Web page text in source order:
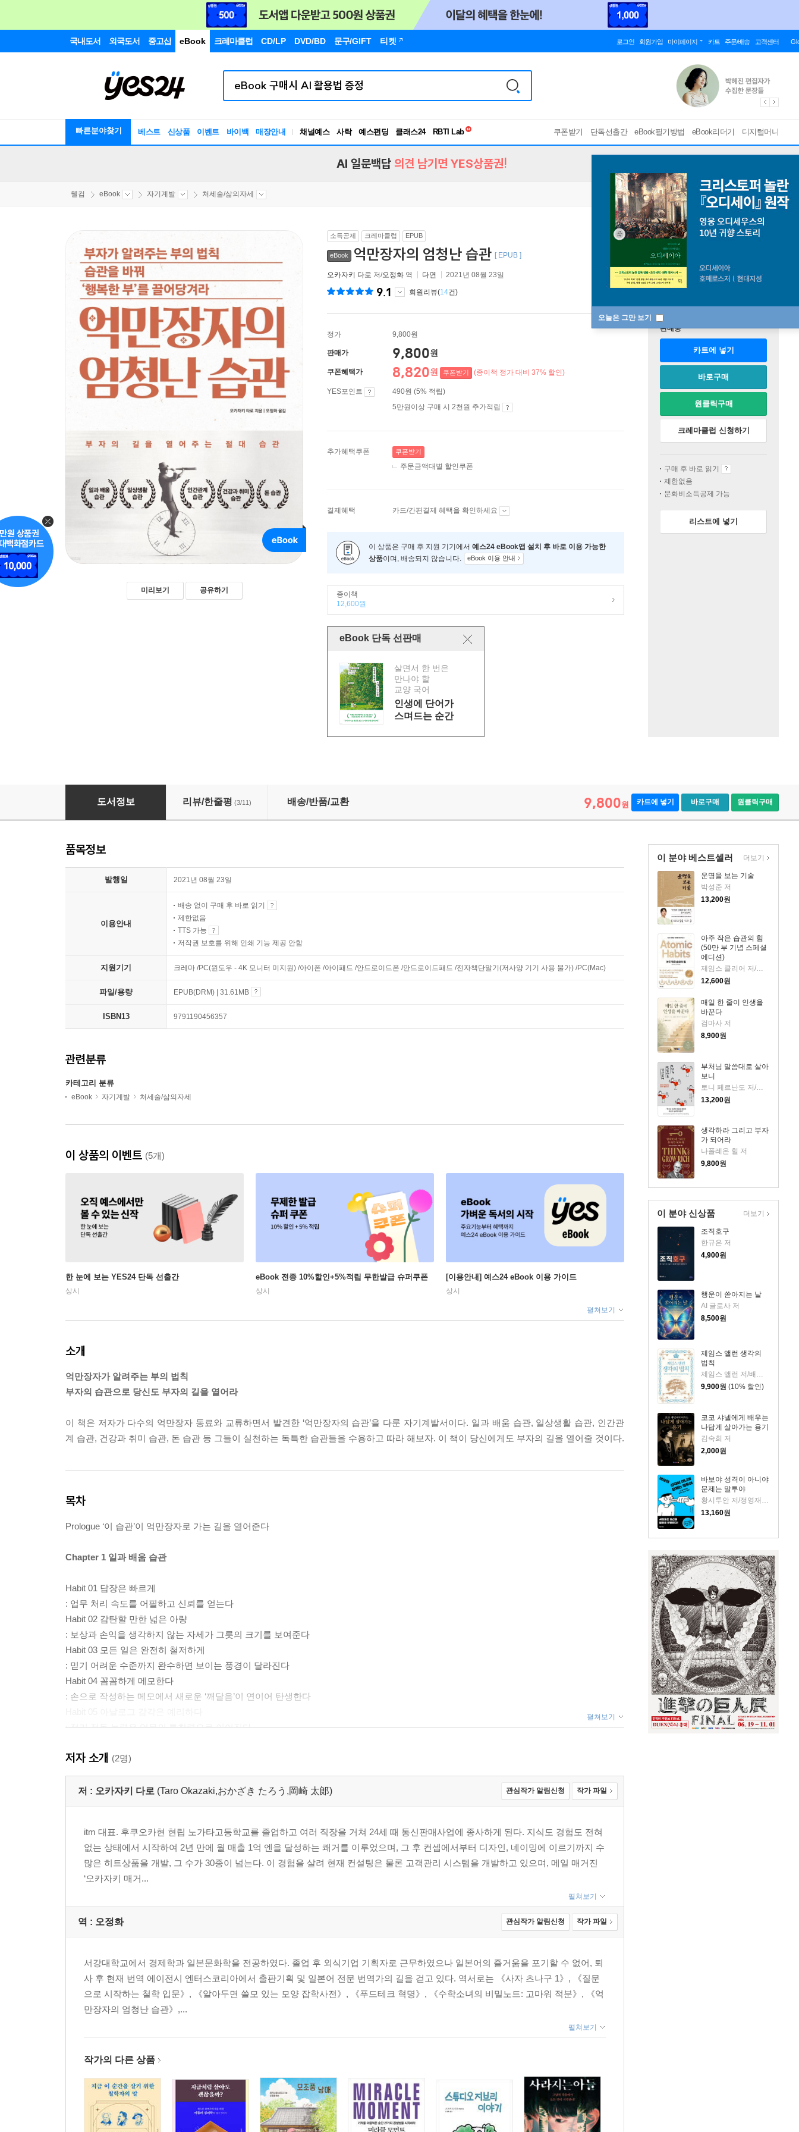
국내도서 외국도서 중고샵 eBook 크레마클럽 CD/LP DVD/BD 문구/GIFT 티켓 로그인 회원가입 마이페이지 카트 주문/배송 고객센터
빠른분야찾기 베스트 신상품 이벤트 바이백 매장안내 채널예스 사락 예스펀딩 클래스24
독서유형검사
쿠폰받기 단독선출간 eBook필기방법 eBook리더기 디지털머니
오늘은 그만 보기
AI 일문백답 의견 남기면 YES상품권!
웰컴 eBook 자기계발 처세술/삶의자세
미리보기 공유하기
소득공제 크레마클럽 EPUB
eBook 억만장자의 엄청난 습관 [ EPUB ]
오카자키 다로 저/오정화 역 다연 2021년 08월 23일
9.1 회원리뷰(14건)
정가 9,800원
판매가 9,800원
쿠폰혜택가 8,820원 쿠폰받기 (종이책 정가 대비 37% 할인)
YES포인트
490원 (5% 적립)
5만원이상 구매 시 2천원 추가적립
추가혜택쿠폰 쿠폰받기
주문금액대별 할인쿠폰
결제혜택 카드/간편결제 혜택을 확인하세요
이 상품은 구매 후 지원 기기에서 예스24 eBook앱 설치 후 바로 이용 가능한
상품이며, 배송되지 않습니다. eBook 이용 안내
종이책
12,600원
eBook 단독 선판매
살면서 한 번은
만나야 할
교양 국어
인생에 단어가
스며드는 순간
판매중
카트에 넣기
바로구매
원클릭구매
크레마클럽 신청하기
구매 후 바로 읽기
제한없음
문화비소득공제 가능
리스트에 넣기
억만장자의 엄청난 습관
도서정보 리뷰/한줄평 (3/11) 배송/반품/교환 9,800원 카트에 넣기 바로구매 원클릭구매
이 분야 베스트셀러
운명을 보는 기술
박성준 저
13,200원
아주 작은 습관의 힘
(50만 부 기념 스페셜
에디션)
제임스 클리어 저/이한이 역
12,600원
매일 한 줄이 인생을
바꾼다
검마사 저
8,900원
부처님 말씀대로 살아
보니
토니 페르난도 저/강정선 역
13,200원
생각하라 그리고 부자
가 되어라
나폴레온 힐 저
9,800원
더보기
이 분야 신상품
조직호구
한규은 저
4,900원
행운이 쏟아지는 날
AI 글로사 저
8,500원
제임스 앨런 생각의
법칙
9,900원 (10% 할인)
코코 샤넬에게 배우는
나답게 살아가는 용기
김숙희 저
2,000원
바보야 성격이 아니야
문제는 말투야
13,160원
더보기
품목정보
발행일 2021년 08월 23일
이용안내
배송 없이 구매 후 바로 읽기
제한없음
TTS 가능
저작권 보호를 위해 인쇄 기능 제공 안함
지원기기 크레마 /PC(윈도우 - 4K 모니터 미지원) /아이폰 /아이패드 /안드로이드폰 /안드로이드패드 /전자책단말기(저사양 기기 사용 불가) /PC(Mac)
파일/용량 EPUB(DRM) | 31.61MB
ISBN13 9791190456357
관련분류
카테고리 분류
eBook 자기계발 처세술/삶의자세
이 상품의 이벤트 (5개)
한 눈에 보는 YES24 단독 선출간
상시
eBook 전종 10%할인+5%적립 무한발급 슈퍼쿠폰
상시
[이용안내] 예스24 eBook 이용 가이드
상시
펼쳐보기
소개
억만장자가 알려주는 부의 법칙
부자의 습관으로 당신도 부자의 길을 열어라
이 책은 저자가 다수의 억만장자 동료와 교류하면서 발견한 ‘억만장자의 습관’을 다룬 자기계발서이다. 일과 배움 습관, 일상생활 습관, 인간관
계 습관, 건강과 취미 습관, 돈 습관 등 그들이 실천하는 독특한 습관들을 수용하고 따라 해보자. 이 책이 당신에게도 부자의 길을 열어줄 것이다.
목차
Prologue ‘이 습관’이 억만장자로 가는 길을 열어준다
Chapter 1 일과 배움 습관
Habit 01 답장은 빠르게
: 업무 처리 속도를 어필하고 신뢰를 얻는다
Habit 02 감탄할 만한 넓은 아량
: 보상과 손익을 생각하지 않는 자세가 그릇의 크기를 보여준다
Habit 03 모든 일은 완전히 철저하게
: 믿기 어려운 수준까지 완수하면 보이는 풍경이 달라진다
Habit 04 꼼꼼하게 메모한다
: 손으로 작성하는 메모에서 새로운 ‘깨달음’이 연이어 탄생한다
: 정리 정돈 능력은 업무의 통찰력으로 이어진다
: ‘설렘’을 찾아 움직이면 행동력을 익힐 수 있다
Habit 07 독파할 기세로 책을 읽는다
: 사람은 ‘무엇을, 어디까지, 몇 권 읽고 있는가’로 판단된다
Chapter 2 일상생활 습관
Habit 09 이른 아침의 한 시간을 소중히 한다
: 스케줄 규칙을 정하여 ‘기적의 1주일’을 만든다
: 기분 좋게 만드는 비장의 말버릇을 정한다
Habit 12 불안을 통제하다
: ‘지금’에 집중하면 긍정적인 마음을 유지할 수 있다
Habit 13 1초 만에 새롭게 바꾸다
Habit 15 품격을 풍기다
: 최고급 가게에서 평가받는 ‘잘 아는 손님’을 목표로 삼는다
Chapter 3 인간관계 습관
펼쳐보기
저자 소개 (2명)
저 : 오카자키 다로 (Taro Okazaki,おかざき たろう,岡崎 太郞) 관심작가 알림신청 작가 파일
itm 대표. 후쿠오카현 현립 노가타고등학교를 졸업하고 여러 직장을 거쳐 24세 때 통신판매사업에 종사하게 된다. 지식도 경험도 전혀
없는 상태에서 시작하여 2년 만에 월 매출 1억 엔을 달성하는 쾌거를 이루었으며, 그 후 컨셉에서부터 디자인, 네이밍에 이르기까지 수
많은 히트상품을 개발, 그 수가 30종이 넘는다. 이 경험을 살려 현재 컨설팅은 물론 고객관리 시스템을 개발하고 있으며, 메일 매거진
‘오카자키 매거...
펼쳐보기
역 : 오정화 관심작가 알림신청 작가 파일
서강대학교에서 경제학과 일본문화학을 전공하였다. 졸업 후 외식기업 기획자로 근무하였으나 일본어의 즐거움을 포기할 수 없어, 퇴
사 후 현재 번역 에이전시 엔터스코리아에서 출판기획 및 일본어 전문 번역가의 길을 걷고 있다. 역서로는 《사자 츠나구 1》, 《질문
으로 시작하는 철학 입문》, 《알아두면 쓸모 있는 모양 잡학사전》, 《푸드테크 혁명》, 《수학소녀의 비밀노트: 고마워 적분》, 《억
만장자의 엄청난 습관》,...
펼쳐보기
작가의 다른 상품